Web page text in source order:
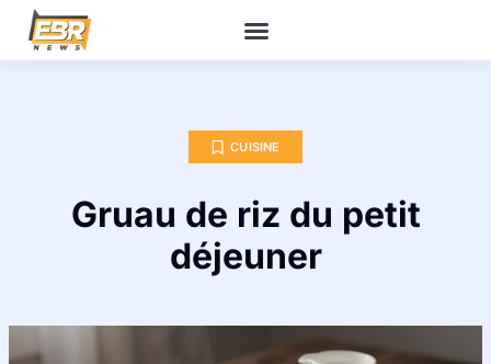
CUISINE
Gruau de riz du petit
déjeuner